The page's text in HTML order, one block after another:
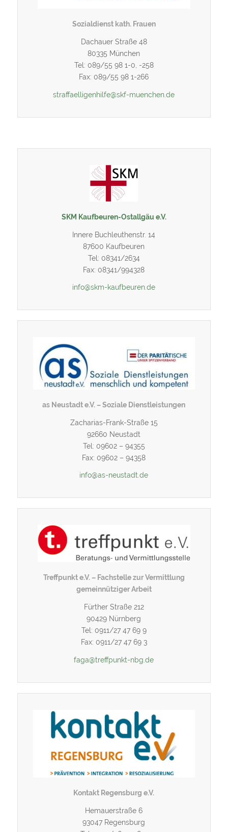
Sozialdienst kath. Frauen
Dachauer Straße 48
80335 München
Tel: 089/55 98 1-0, -258
Fax: 089/55 98 1-266
straffaelligenhilfe@skf-muenchen.de
SKM Kaufbeuren-Ostallgäu e.V.
Innere Buchleuthenstr. 14
87600 Kaufbeuren
Tel: 08341/2634
Fax: 08341/994328
info@skm-kaufbeuren.de
as Neustadt e.V. – Soziale Dienstleistungen
Zacharias-Frank-Straße 15
92660 Neustadt
Tel: 09602 – 94355
Fax: 09602 – 94358
info@as-neustadt.de
Treffpunkt e.V. – Fachstelle zur Vermittlung
gemeinnütziger Arbeit
Fürther Straße 212
90429 Nürnberg
Tel: 0911/27 47 69 9
Fax: 0911/27 47 69 3
faga@treffpunkt-nbg.de
Kontakt Regensburg e.V.
Hemauerstraße 6
93047 Regensburg